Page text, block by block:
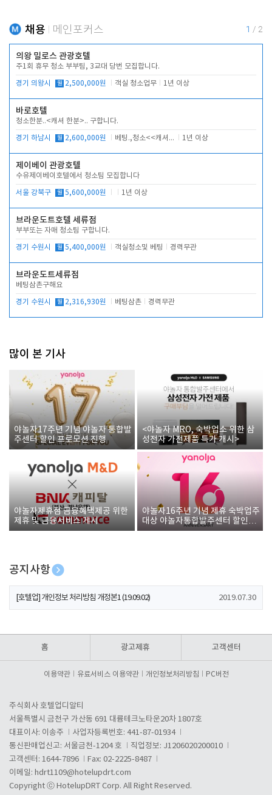
채용 메인포커스 1 / 2
의왕 밀로스 관광호텔
주1회 휴무 청소 부부팀, 3교대 당번 모집합니다.
경기 의왕시 월 2,500,000원 객실 청소업무 1년 이상
바로호텔
청소한분..<캐셔 한분>.. 구합니다.
경기 하남시 월 2,600,000원 베팅.,청소<<캐셔 모셔봅니다. 1년 이상
제이베이 관광호텔
수유제이베이호텔에서 청소팀 모집합니다
서울 강북구 월 5,600,000원 1년 이상
브라운도트호텔 세류점
부부또는 자매 청소팀 구합니다.
경기 수원시 월 5,400,000원 객실청소및 베팅 경력무관
브라운도트세류점
베팅삼촌구해요
경기 수원시 월 2,316,930원 베팅삼촌 경력무관
많이 본 기사
야놀자17주년 기념 야놀자 통합발
주센터 할인 프로모션 진행
<야놀자 MRO, 숙박업소 위한 삼
성전자 가전제품 특가 개시>
야놀자제휴점 금융혜택제공 위한
제휴 및 금융서비스 게시
야놀자16주년 기념 제휴 숙박업주
대상 야놀자통합발주센터 할인쿠
폰 증정
공지사항
[호텔업] 개인정보 처리방침 개정본2 (19.09.02)
[호텔업] 개인정보 처리방침 개정본1 (19.09.02) 2019.07.30
홈 광고제휴 고객센터
이용약관 유료서비스 이용약관 개인정보처리방침 PC버전
주식회사 호텔업디알티
서울특별시 금천구 가산동 691 대륭테크노타운20차 1807호
대표이사: 이송주
사업자등록번호: 441-87-01934
통신판매업신고: 서울금천-1204 호
직업정보: J1206020200010
고객센터: 1644-7896
Fax: 02-2225-8487
이메일: hdrt1109@hotelupdrt.com
Copyright ⓒ HotelupDRT Corp. All Right Reserved.